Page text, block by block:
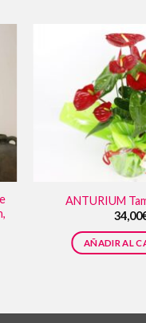
ANTURIUM
34,00
AÑADIR AL